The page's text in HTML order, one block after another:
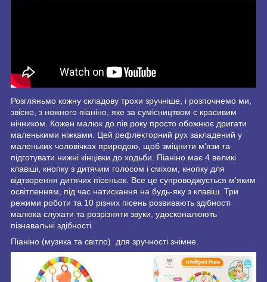
Розгляньмо кожну складову трохи зручніше, і розпочнемо ми,
звісно, з ножного піаніно, яке за сумісництвом є красивим
нічником. Кожен малюк до пів року просто обожнює дригати
маленькими ніжками. Цей рефлекторний рух закладений у
маленьких чоловічках природою, щоб зміцнити м'язи та
підготувати нижні кінцівки до ходьби. Піаніно має 4 великі
клавіші, кнопку з дитячим голосом і сміхом, кнопку для
відтворення дитячих пісеньок. Все це супроводжується м'яким
освітленням, під час натискання на будь-яку з клавіш. Три
режими роботи та 10 різних пісень розвивають здібності
малюка слухати та розрізняти звуки, удосконалюють
пізнавальні здібності.
Піаніно (музика та світло) для зручності знімне.